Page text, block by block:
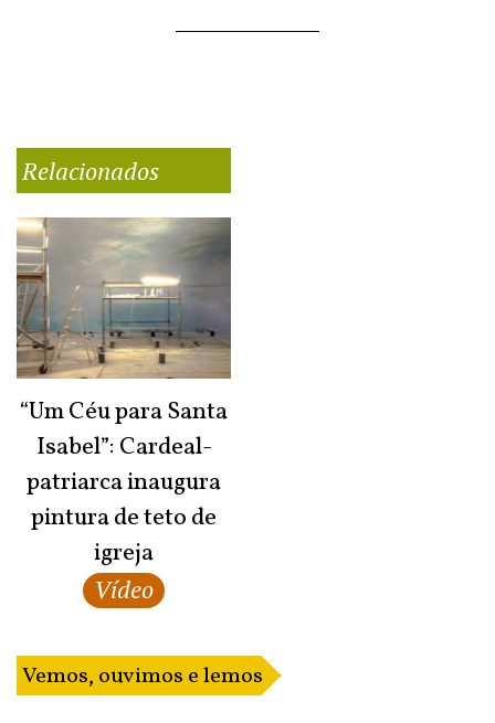
Relacionados
“Um Céu para Santa
Isabel”: Cardeal-
patriarca inaugura
pintura de teto de
igreja
Vídeo
Vemos, ouvimos e lemos